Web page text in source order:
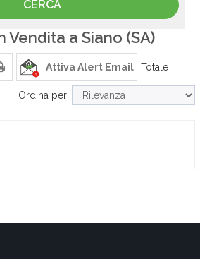
Vendita a Siano (SA)
Attiva Alert Email Totale
Ordina per: